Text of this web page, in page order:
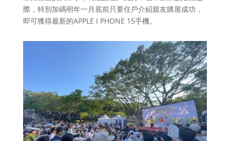
際，特別加碼明年一月底前只要住戶介紹親友購屋成功，
即可獲得最新的APPLE I PHONE 15手機。